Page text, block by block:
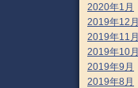
2020年1月
2019年12月
2019年11月
2019年10月
2019年9月
2019年8月